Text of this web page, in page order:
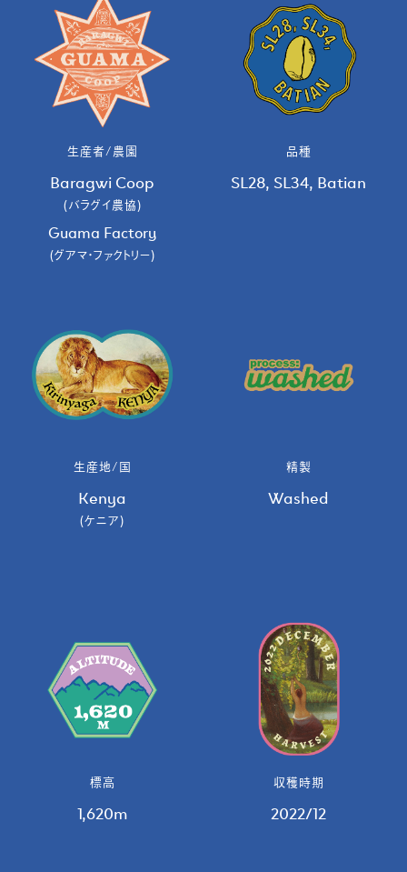
生産者/農園
Baragwi Coop
(バラグイ農協)
Guama Factory
(グアマ・ファクトリー)
生産地/国
Kenya
(ケニア)
標高
1,620m
品種
SL28, SL34, Batian
精製
Washed
収穫時期
2022/12